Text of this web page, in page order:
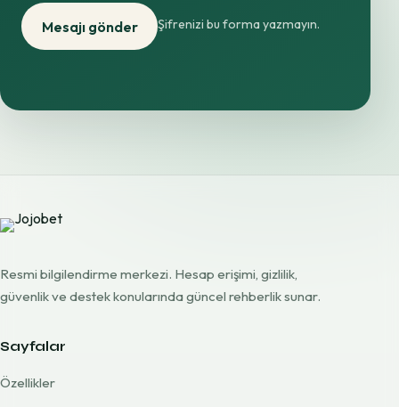
Mesajı gönder Şifrenizi bu forma yazmayın.
Resmi bilgilendirme merkezi. Hesap erişimi, gizlilik,
güvenlik ve destek konularında güncel rehberlik sunar.
Sayfalar
Özellikler